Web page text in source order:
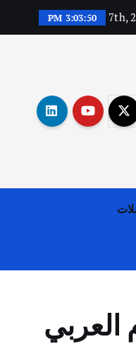
3:03:51 PM
العربي